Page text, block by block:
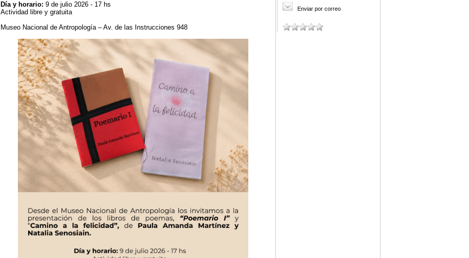
Día y horario: 9 de julio 2026 - 17 hs
Actividad libre y gratuita
Museo Nacional de Antropología – Av. de las Instrucciones 948
Enviar por correo